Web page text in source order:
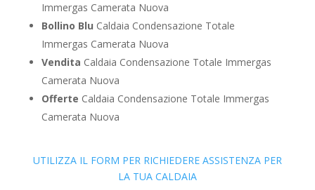
Immergas Camerata Nuova
Bollino Blu Caldaia Condensazione Totale
Immergas Camerata Nuova
Vendita Caldaia Condensazione Totale Immergas
Camerata Nuova
Offerte Caldaia Condensazione Totale Immergas
Camerata Nuova
UTILIZZA IL FORM PER RICHIEDERE ASSISTENZA PER
LA TUA CALDAIA